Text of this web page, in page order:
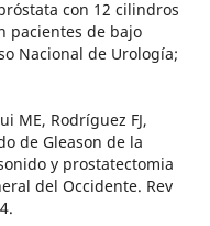
con 12 cilindros
pacientes de bajo
Nacional de Urología;
ME, Rodríguez FJ,
de Gleason de la
y prostatectomia
del Occidente. Rev